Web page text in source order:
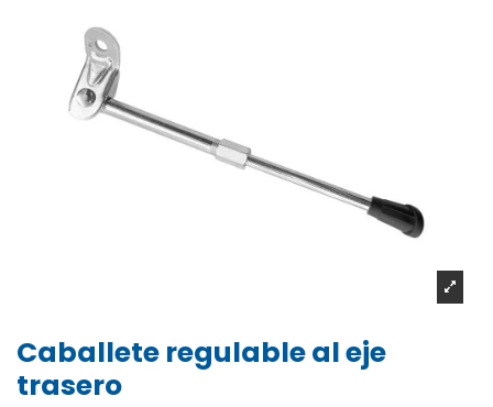
Caballete regulable al eje
trasero